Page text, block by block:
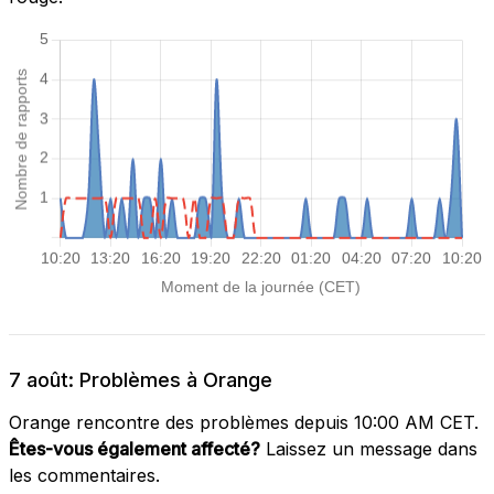
7 août: Problèmes à Orange
Orange rencontre des problèmes depuis 10:00 AM CET.
Êtes-vous également affecté? Laissez un message dans
les commentaires.